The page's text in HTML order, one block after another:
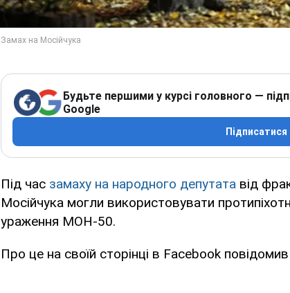
Будьте першими у курсі головного —
Google
Підписатися
Під час замаху на народного депутата від
Мосійчука могли використовувати
ураження МОН-50.
Про це на своїй сторінці в Facebook